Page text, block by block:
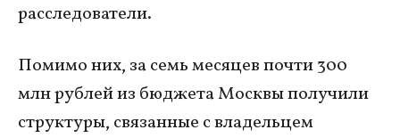
расследователи.
Помимо них, за семь месяцев почти 300
млн рублей из бюджета Москвы получили
структуры, связанные с владельцем